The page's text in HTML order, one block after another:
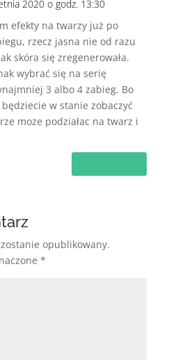
2020 o godz. 13:30
efekty na twarzy już po
rzecz jasna nie od razu
skóra się zregenerowała.
wybrać się na serię
3 albo 4 zabieg. Bo
w stanie zobaczyć
moze podziałac na twarz i
opublikowany.
*